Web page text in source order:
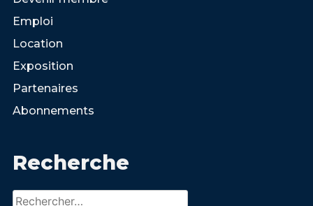
Emploi
Location
Exposition
Partenaires
Abonnements
Recherche
Rechercher :